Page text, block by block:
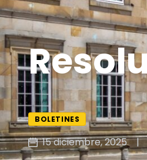
BOLETINES
15 diciembre, 2025 |